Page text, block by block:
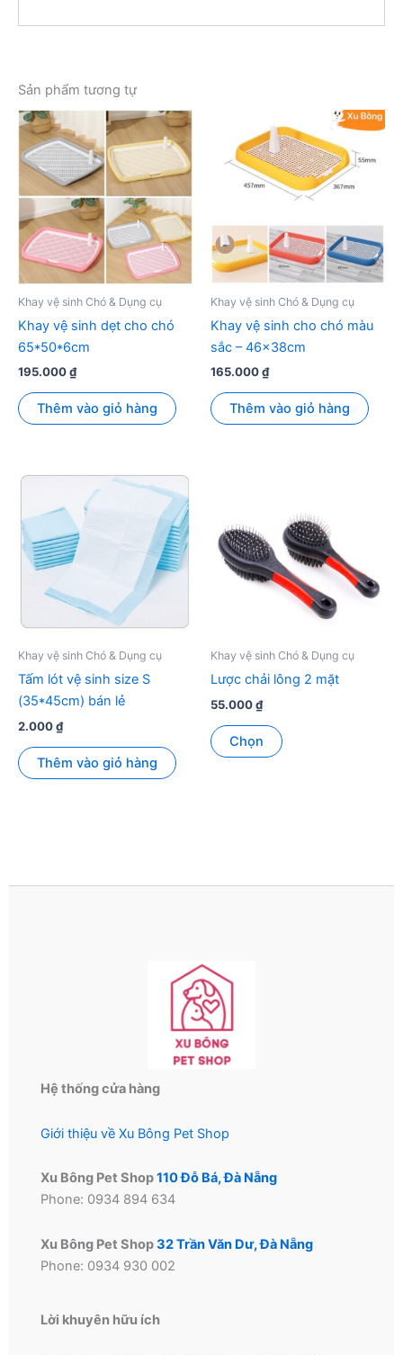
Sản phẩm tương tự
Khay vệ sinh Chó & Dụng cụ
Khay vệ sinh dẹt cho chó
65*50*6cm
195.000₫
Thêm vào giỏ hàng
Khay vệ sinh Chó & Dụng cụ
Khay vệ sinh cho chó màu
sắc – 46x38cm
165.000₫
Thêm vào giỏ hàng
Khay vệ sinh Chó & Dụng cụ
Tấm lót vệ sinh size S
(35*45cm) bán lẻ
2.000₫
Thêm vào giỏ hàng
Khay vệ sinh Chó & Dụng cụ
Lược chải lông 2 mặt
55.000₫
Chọn
phẩm
Hệ thống cửa hàng
Giới thiệu về Xu Bông Pet Shop
Xu Bông Pet Shop110 Đỗ Bá, Đà Nẵng
Phone: 0934 894 634
Xu Bông Pet Shop32 Trần Văn Dư, Đà Nẵng
Phone: 0934 930 002
Lời khuyên hữu ích